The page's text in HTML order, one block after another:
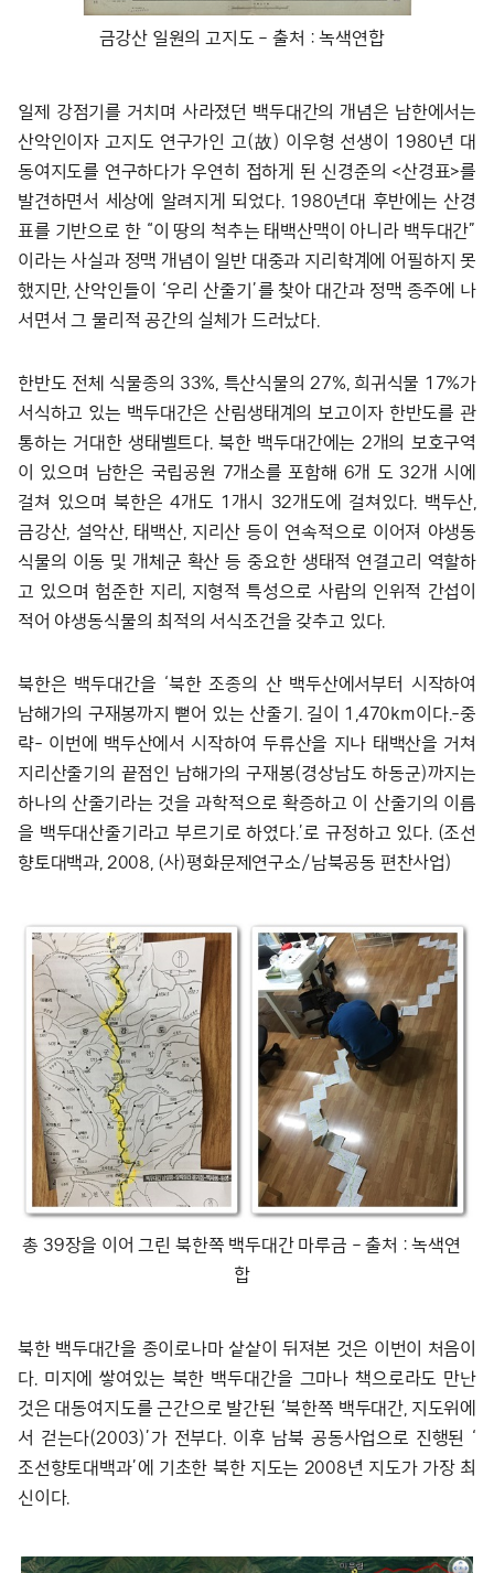
금강산 일원의 고지도 – 출처 : 녹색연합
일제 강점기를 거치며 사라졌던 백두대간의 개념은 남한에서는
산악인이자 고지도 연구가인 고(故) 이우형 선생이 1980년 대
동여지도를 연구하다가 우연히 접하게 된 신경준의 <산경표>를
발견하면서 세상에 알려지게 되었다. 1980년대 후반에는 산경
표를 기반으로 한 “이 땅의 척추는 태백산맥이 아니라 백두대간”
이라는 사실과 정맥 개념이 일반 대중과 지리학계에 어필하지 못
했지만, 산악인들이 ‘우리 산줄기’를 찾아 대간과 정맥 종주에 나
서면서 그 물리적 공간의 실체가 드러났다.
한반도 전체 식물종의 33%, 특산식물의 27%, 희귀식물 17%가
서식하고 있는 백두대간은 산림생태계의 보고이자 한반도를 관
통하는 거대한 생태벨트다. 북한 백두대간에는 2개의 보호구역
이 있으며 남한은 국립공원 7개소를 포함해 6개 도 32개 시에
걸쳐 있으며 북한은 4개도 1개시 32개도에 걸쳐있다. 백두산,
금강산, 설악산, 태백산, 지리산 등이 연속적으로 이어져 야생동
식물의 이동 및 개체군 확산 등 중요한 생태적 연결고리 역할하
고 있으며 험준한 지리, 지형적 특성으로 사람의 인위적 간섭이
적어 야생동식물의 최적의 서식조건을 갖추고 있다.
북한은 백두대간을 ‘북한 조종의 산 백두산에서부터 시작하여
남해가의 구재봉까지 뻗어 있는 산줄기. 길이 1,470km이다.-중
략- 이번에 백두산에서 시작하여 두류산을 지나 태백산을 거쳐
지리산줄기의 끝점인 남해가의 구재봉(경상남도 하동군)까지는
하나의 산줄기라는 것을 과학적으로 확증하고 이 산줄기의 이름
을 백두대산줄기라고 부르기로 하였다.’로 규정하고 있다. (조선
향토대백과, 2008, (사)평화문제연구소/남북공동 편찬사업)
총 39장을 이어 그린 북한쪽 백두대간 마루금 – 출처 : 녹색연
합
북한 백두대간을 종이로나마 샅샅이 뒤져본 것은 이번이 처음이
다. 미지에 쌓여있는 북한 백두대간을 그마나 책으로라도 만난
것은 대동여지도를 근간으로 발간된 ‘북한쪽 백두대간, 지도위에
서 걷는다(2003)’가 전부다. 이후 남북 공동사업으로 진행된 ‘
조선향토대백과’에 기초한 북한 지도는 2008년 지도가 가장 최
신이다.